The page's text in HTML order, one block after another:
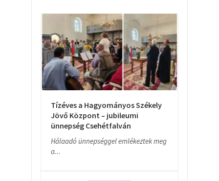
Tízéves a Hagyományos Székely
Jövő Központ – jubileumi
ünnepség Csehétfalván
Hálaadó ünnepséggel emlékeztek meg
a...